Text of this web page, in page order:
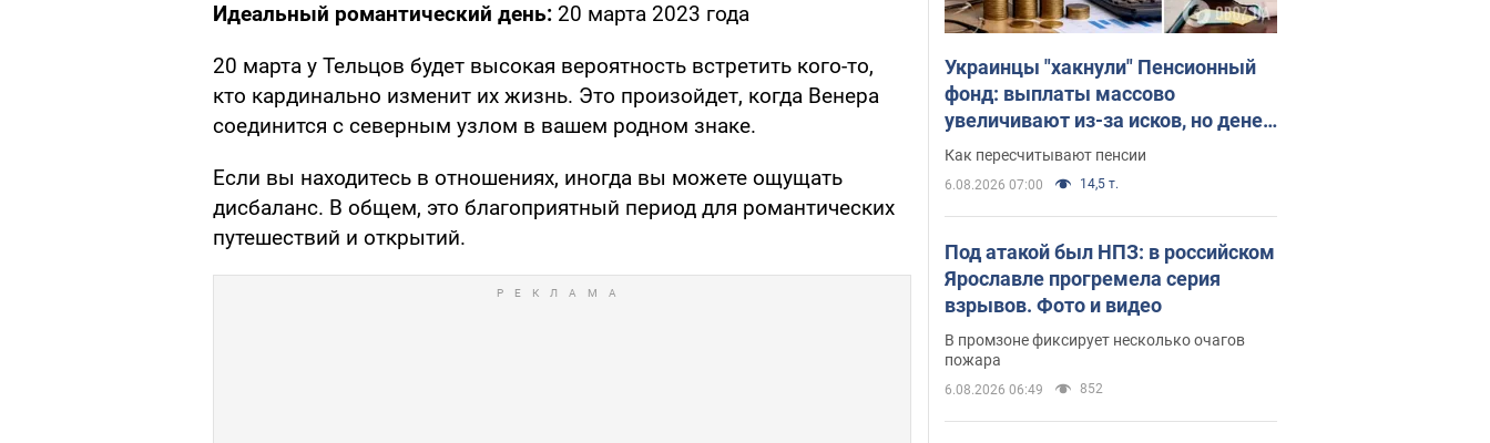
Идеальный романтический день: 20 марта 2023 года
20 марта у Тельцов будет высокая вероятность встретить кого-то,
кто кардинально изменит их жизнь. Это произойдет, когда Венера
соединится с северным узлом в вашем родном знаке.
Если вы находитесь в отношениях, иногда вы можете ощущать
дисбаланс. В общем, это благоприятный период для романтических
путешествий и открытий.
Украинцы "хакнули" Пенсионный
фонд: выплаты массово
увеличивают из-за исков, но денег
не хватает
Как пересчитывают пенсии
6.08.2026 07:00 14,5 т.
Под атакой был НПЗ: в российском
Ярославле прогремела серия
взрывов. Фото и видео
В промзоне фиксирует несколько очагов
пожара
6.08.2026 06:49 852